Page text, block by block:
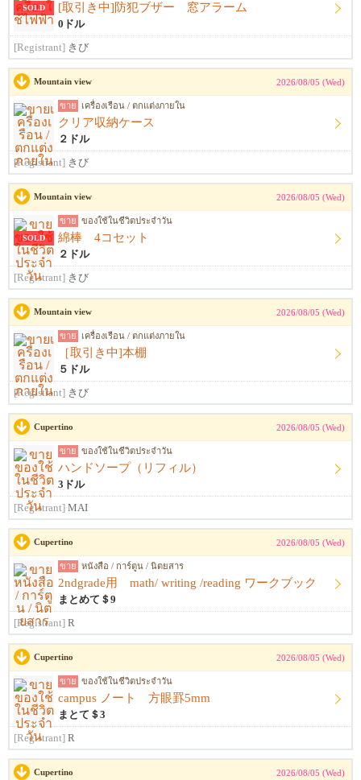
SOLD [取引き中]防犯ブザー 窓アラーム
0ドル
[Registrant] きび
Mountain view 2026/08/05 (Wed)
ขาย เครื่องเรือน / ตกแต่งภายใน
クリア収納ケース
２ドル
[Registrant] きび
Mountain view 2026/08/05 (Wed)
SOLD
ขาย ของใช้ในชีวิตประจำวัน
綿棒 4コセット
２ドル
[Registrant] きび
Mountain view 2026/08/05 (Wed)
ขาย เครื่องเรือน / ตกแต่งภายใน
［取引き中]本棚
５ドル
[Registrant] きび
Cupertino 2026/08/05 (Wed)
ขาย ของใช้ในชีวิตประจำวัน
ハンドソープ（リフィル）
3ドル
[Registrant] MAI
Cupertino 2026/08/05 (Wed)
ขาย หนังสือ / การ์ตูน / นิตยสาร
2ndgrade用 math/ writing /reading ワークブック
まとめて＄9
[Registrant] R
Cupertino 2026/08/05 (Wed)
ขาย ของใช้ในชีวิตประจำวัน
campus ノート 方眼罫5mm
まとて＄3
[Registrant] R
Cupertino 2026/08/05 (Wed)